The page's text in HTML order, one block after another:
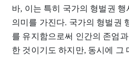
바, 이는 특히 국가의 형벌권
의미를 가진다. 국가의 형벌권
를 유지함으로써 인간의 존엄
한 것이기도 하지만, 동시에 그